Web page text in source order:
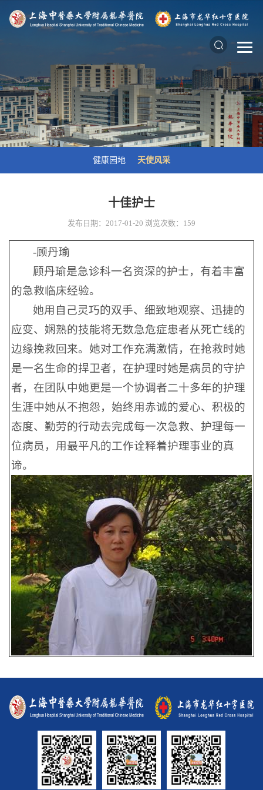
健康园地 天使风采
十佳护士
发布日期：2017-01-20 浏览次数： 159
-顾丹瑜
顾丹瑜是急诊科一名资深的护士，有着丰富
的急救临床经验。
她用自己灵巧的双手、细致地观察、迅捷的
应变、娴熟的技能将无数急危症患者从死亡线的
边缘挽救回来。她对工作充满激情，在抢救时她
是一名生命的捍卫者，在护理时她是病员的守护
者，在团队中她更是一个协调者二十多年的护理
生涯中她从不抱怨，始终用赤诚的爱心、积极的
态度、勤劳的行动去完成每一次急救、护理每一
位病员，用最平凡的工作诠释着护理事业的真
谛。